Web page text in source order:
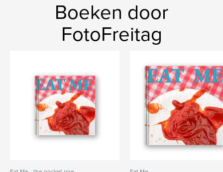
Boeken door
FotoFreitag